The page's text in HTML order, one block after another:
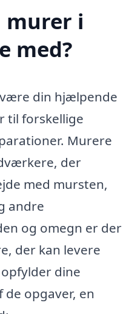
murer i
med?
din hjælpende
til forskellige
Murere
der
med mursten,
andre
og omegn er der
der kan levere
dine
de opgaver, en